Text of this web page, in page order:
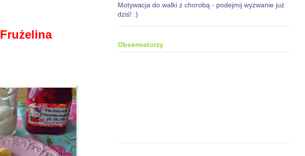
Frużelina
Motywacja do walki z chorobą - podejmij wyzwanie już
dziś! :)
Obserwatorzy